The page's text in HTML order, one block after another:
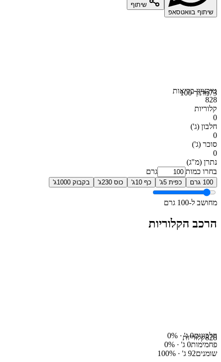
שיתוף בוואטסאפ
שיתוף
73מתוך 100טובציון בריאות
828
קלוריות
0
חלבון (ג')
0
סוכר (ג')
0
נתרן (מ"ג)
בחרו כמות
גרם
100 גרם כפית 5ג' כף 10ג' כוס 230ג' בקבוק 1000ג'
מחושב ל-100 גרם
הרכב הקלוריות
828קלוריותחלבונים0ג' · 0%
פחמימות0 ג' · 0%
שומנים92 ג' · 100%